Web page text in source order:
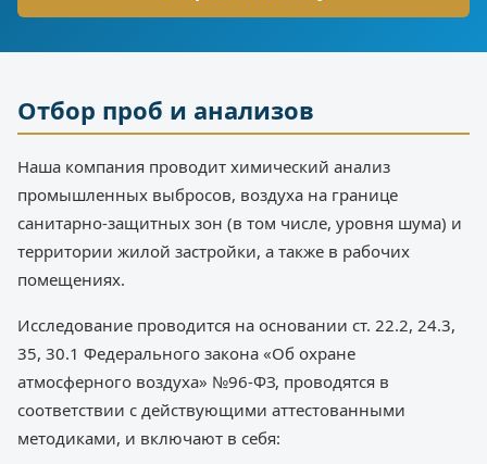
Отбор проб и анализов
Наша компания проводит химический анализ
промышленных выбросов, воздуха на границе
санитарно-защитных зон (в том числе, уровня шума) и
территории жилой застройки, а также в рабочих
помещениях.
Исследование проводится на основании ст. 22.2, 24.3,
35, 30.1 Федерального закона «Об охране
атмосферного воздуха» №96-ФЗ, проводятся в
соответствии с действующими аттестованными
методиками, и включают в себя: